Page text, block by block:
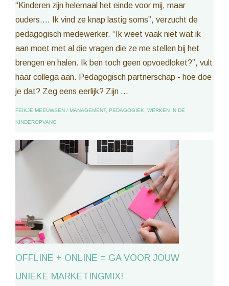
“Kinderen zijn helemaal het einde voor mij, maar
ouders…. Ik vind ze knap lastig soms”, verzucht de
pedagogisch medewerker. “Ik weet vaak niet wat ik
aan moet met al die vragen die ze me stellen bij het
brengen en halen. Ik ben toch geen opvoedloket?”, vult
haar collega aan. Pedagogisch partnerschap - hoe doe
je dat? Zeg eens eerlijk? Zijn ...
FEIKJE MEEUWSEN / MANAGEMENT, PEDAGOGIEK WERKEN IN DE
KINDEROPVANG
OFFLINE + ONLINE = GA VOOR JOUW
UNIEKE MARKETINGMIX!